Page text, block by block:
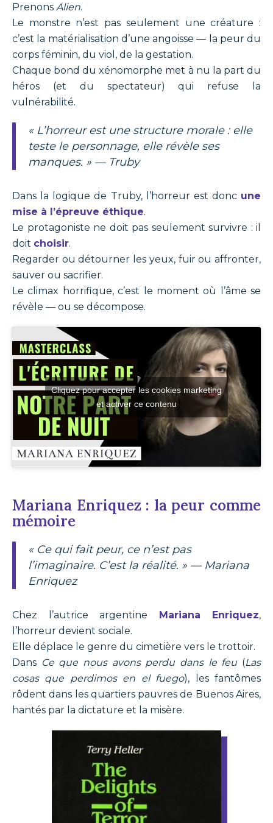
Prenons Alien.
Le monstre n’est pas seulement une créature :
c’est la matérialisation d’une angoisse — la peur du
corps féminin, du viol, de la gestation.
Chaque bond du xénomorphe met à nu la part du
héros (et du spectateur) qui refuse la
vulnérabilité.
« L’horreur est une structure morale : elle
teste le personnage, elle révèle ses
manques. » — Truby
Dans la logique de Truby, l’horreur est donc une
mise à l’épreuve éthique.
Le protagoniste ne doit pas seulement survivre : il
doit choisir.
Regarder ou détourner les yeux, fuir ou affronter,
sauver ou sacrifier.
Le climax horrifique, c’est le moment où l’âme se
révèle — ou se décompose.
Cliquez pour accepter les cookies marketing
et activer ce contenu
Mariana Enriquez : la peur comme
mémoire
« Ce qui fait peur, ce n’est pas
l’imaginaire. C’est la réalité. » — Mariana
Enriquez
Chez l’autrice argentine Mariana Enriquez,
l’horreur devient sociale.
Elle déplace le genre du cimetière vers le trottoir.
Dans Ce que nous avons perdu dans le feu (Las
cosas que perdimos en el fuego), les fantômes
rôdent dans les quartiers pauvres de Buenos Aires,
hantés par la dictature et la misère.